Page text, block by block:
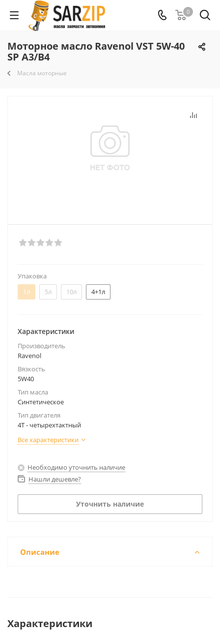
0
Моторное масло Ravenol VST 5W-40
SP A3/B4
Масла моторные
Упаковка
1л
5л 10л 4+1л
Характеристики
Производитель
Ravenol
Вязкость
5W40
Тип масла
Синтетическое
Тип двигателя
4Т - четырехтактный
Все характеристики
Необходимо уточнить наличие
Нашли дешевле?
Уточнить наличие
Описание
Характеристики